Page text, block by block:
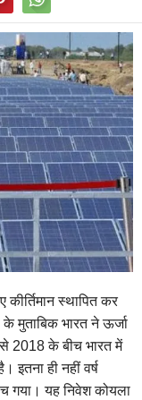
कीर्तिमान स्थापित कर
मुताबिक भारत ने ऊर्जा
से 2018 के बीच भारत में
ही नहीं वर्ष
गया। यह निवेश कोयला